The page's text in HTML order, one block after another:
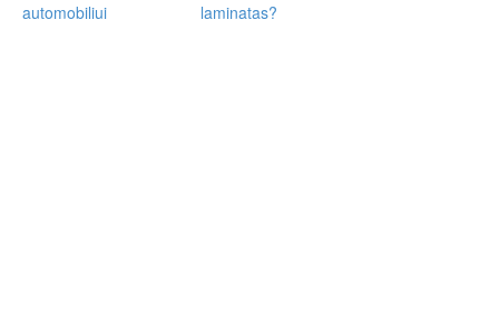
automobiliui
laminatas?